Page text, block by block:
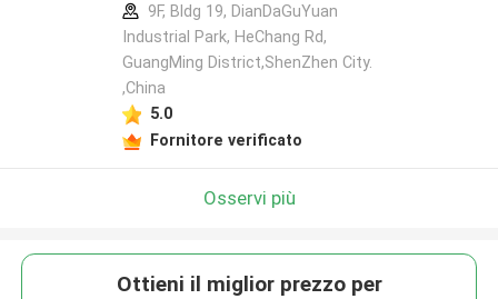
9F, Bldg 19, DianDaGuYuan
Industrial Park, HeChang Rd,
GuangMing District,ShenZhen City.
,China
5.0
Fornitore verificato
Osservi più
Ottieni il miglior prezzo per